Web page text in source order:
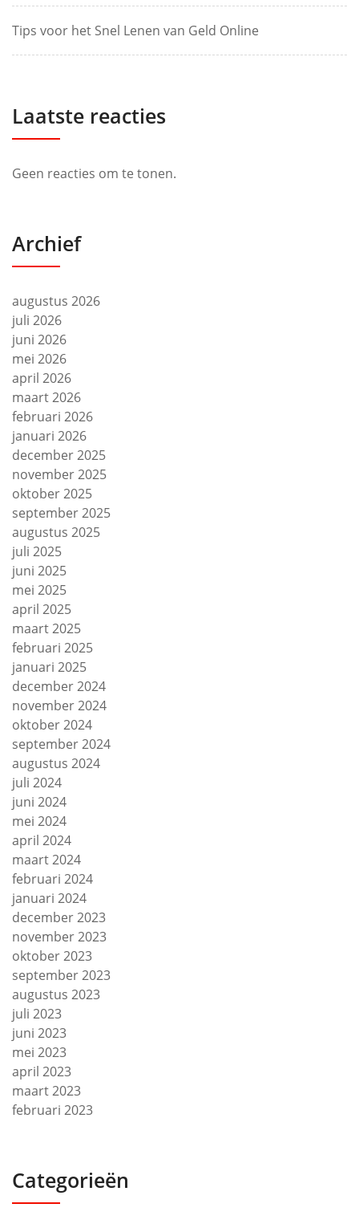
Tips voor het Snel Lenen van Geld Online
Laatste reacties
Geen reacties om te tonen.
Archief
augustus 2026
juli 2026
juni 2026
mei 2026
april 2026
maart 2026
februari 2026
januari 2026
december 2025
november 2025
oktober 2025
september 2025
augustus 2025
juli 2025
juni 2025
mei 2025
april 2025
maart 2025
februari 2025
januari 2025
december 2024
november 2024
oktober 2024
september 2024
augustus 2024
juli 2024
juni 2024
mei 2024
april 2024
maart 2024
februari 2024
januari 2024
december 2023
november 2023
oktober 2023
september 2023
augustus 2023
juli 2023
juni 2023
mei 2023
april 2023
maart 2023
februari 2023
Categorieën